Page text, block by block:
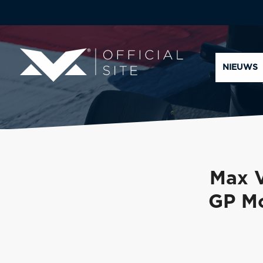
NIEUWS
Max
GP